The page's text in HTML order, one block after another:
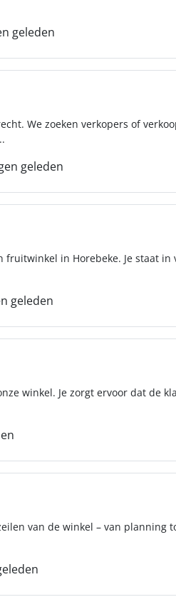
geleden
We zoeken verkopers of
geleden
in Horebeke. Je staat
geleden
winkel. Je zorgt ervoor dat de
van de winkel – van planning